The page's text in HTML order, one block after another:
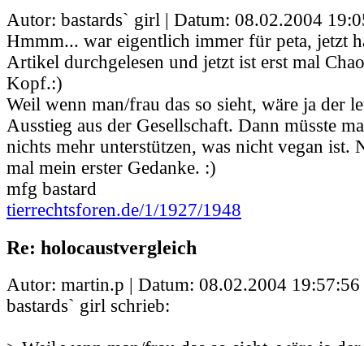
Autor: bastards` girl | Datum: 08.02.2004
Hmmm... war eigentlich immer für peta, jetzt
Artikel durchgelesen und jetzt ist erst mal
Kopf.:)
Weil wenn man/frau das so sieht, wäre ja der
Ausstieg aus der Gesellschaft. Dann müsste
nichts mehr unterstützen, was nicht vegan ist.
mal mein erster Gedanke. :)
mfg bastard
tierrechtsforen.de/1/1927/1948
Re: holocaustvergleich
Autor: martin.p | Datum: 08.02.2004 19:57:56
bastards` girl schrieb: